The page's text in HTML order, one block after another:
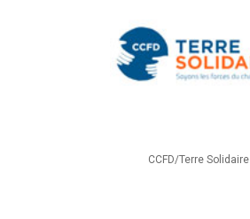
CCFD/Terre Solidaire